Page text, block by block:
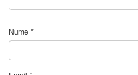
Nume *